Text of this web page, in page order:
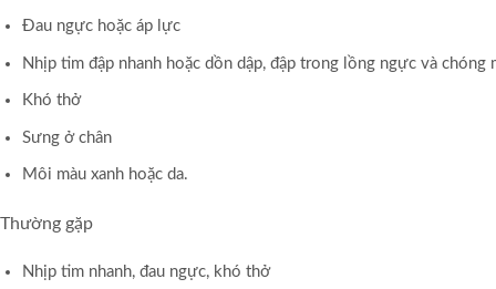
Đau ngực hoặc áp lực
Nhịp tim đập nhanh hoặc dồn dập, đập trong lồng ngực và
Khó thở
Sưng ở chân
Môi màu xanh hoặc da.
Thường gặp
Nhịp tim nhanh, đau ngực, khó thở